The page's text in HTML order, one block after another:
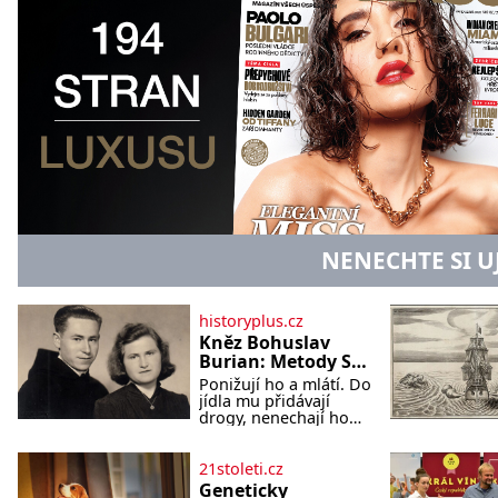
NENECHTE SI
historyplus.cz
Kněz Bohuslav
Burian: Metody StB
byly horší než
gestapácké
trýznění
Ponižují ho a mlátí. Do
jídla mu přidávají
drogy, nenechají ho
nejbližším. Burian
kruté týrání nevydrží a
21stoleti.cz
Geneticky